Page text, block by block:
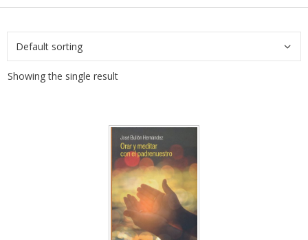
Showing the single result